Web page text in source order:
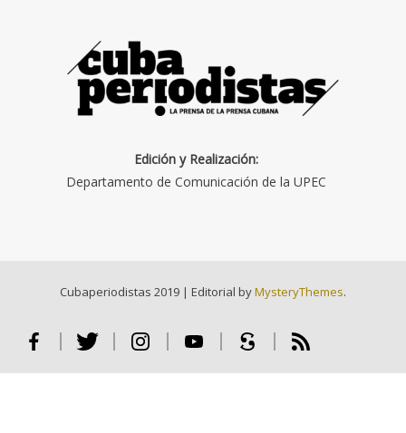
Edición y Realización:
Departamento de Comunicación de la UPEC
Cubaperiodistas 2019 | Editorial byMysteryThemes.
Facebook Twitter Instagram Youtube Scribd RSS